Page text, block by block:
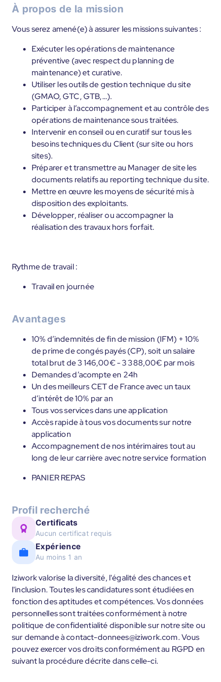
À propos de la mission
Vous serez amené(e) à assurer les missions suivantes :
Exécuter les opérations de maintenance
préventive (avec respect du planning de
maintenance) et curative.
Utiliser les outils de gestion technique du site
(GMAO, GTC, GTB,…).
Participer à l’accompagnement et au contrôle des
opérations de maintenance sous traitées.
Intervenir en conseil ou en curatif sur tous les
besoins techniques du Client (sur site ou hors
sites).
Préparer et transmettre au Manager de site les
documents relatifs au reporting technique du site.
Mettre en œuvre les moyens de sécurité mis à
disposition des exploitants.
Développer, réaliser ou accompagner la
réalisation des travaux hors forfait.
Rythme de travail :
Travail en journée
Avantages
10% d’indemnités de fin de mission (IFM) + 10%
de prime de congés payés (CP), soit un salaire
total brut de 3 146,00€ - 3 388,00€ par mois
Demandes d’acompte en 24h
Un des meilleurs CET de France avec un taux
d’intérêt de 10% par an
Tous vos services dans une application
Accès rapide à tous vos documents sur notre
application
Accompagnement de nos intérimaires tout au
long de leur carrière avec notre service formation
PANIER REPAS
Profil recherché
Certificats
Aucun certificat requis
Expérience
Au moins 1 an
Iziwork valorise la diversité, l'égalité des chances et
l'inclusion. Toutes les candidatures sont étudiées en
fonction des aptitudes et compétences. Vos données
personnelles sont traitées conformément à notre
politique de confidentialité disponible sur notre site ou
sur demande à contact-donnees@iziwork.com. Vous
pouvez exercer vos droits conformément au RGPD en
suivant la procédure décrite dans celle-ci.